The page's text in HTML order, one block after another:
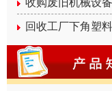
回收工厂下角塑料